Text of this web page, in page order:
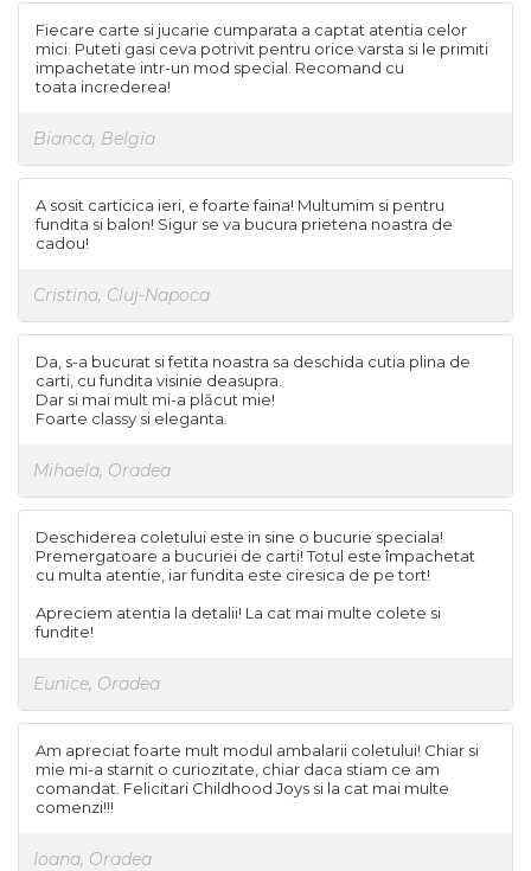
Biblia pentru copii
Carti cu magneti
Carti fold-out
Carti slot-together
Dictionare
Enciclopedii
Ghid ingrijire animale
Cuvinte incrucisate
Retete de prajituri (baking
books)
Istorie
Mijloace de transport
Pasari
Paște
Poppy si Sam
Religios
Scoala
Spatiu
Supereroi
Vacanta de vara
Vietuitoare marine, mari,
oceane
Fiecare carte si jucarie cumparata a captat atentia celor
mici. Puteti gasi ceva potrivit pentru orice varsta si le primiti
impachetate intr-un mod special. Recomand cu
toata increderea!
Bianca, Belgia
A sosit carticica ieri, e foarte faina! Multumim si pentru
fundita si balon! Sigur se va bucura prietena noastra de
cadou!
Cristina, Cluj-Napoca
Da, s-a bucurat si fetita noastra sa deschida cutia plina de
carti, cu fundita visinie deasupra.
Dar si mai mult mi-a plăcut mie!
Foarte classy si eleganta.
Mihaela, Oradea
Deschiderea coletului este in sine o bucurie speciala!
Premergatoare a bucuriei de carti! Totul este împachetat
cu multa atentie, iar fundita este ciresica de pe tort!
Apreciem atentia la detalii! La cat mai multe colete si
fundite!
Eunice, Oradea
Am apreciat foarte mult modul ambalarii coletului! Chiar si
mie mi-a starnit o curiozitate, chiar daca stiam ce am
comandat. Felicitari Childhood Joys si la cat mai multe
comenzi!!!
Ioana, Oradea